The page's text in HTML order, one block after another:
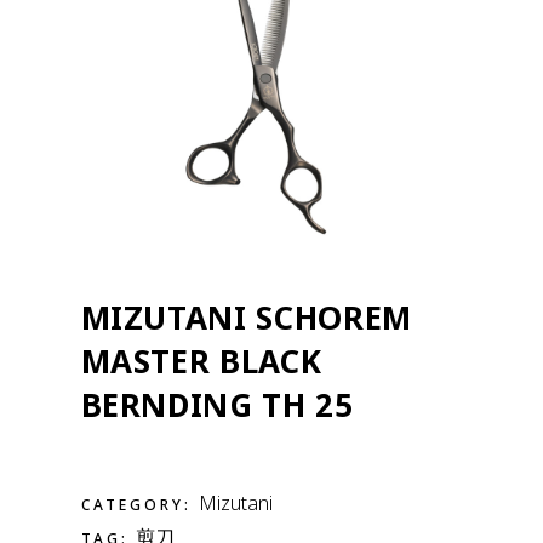
MIZUTANI SCHOREM
MASTER BLACK
BERNDING TH 25
CATEGORY: Mizutani
TAG: 剪刀